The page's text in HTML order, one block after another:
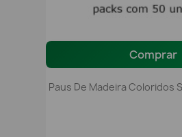
Comprar
Paus De Madeira Coloridos